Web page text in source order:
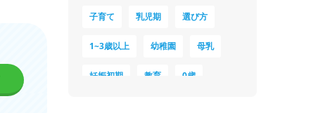
子育て 乳児期 選び方
1~3歳以上 幼稚園 母乳
妊娠初期 教育 0歳